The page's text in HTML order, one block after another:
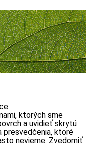
ktorých sme
a uvidieť skrytú
presvedčenia, ktoré
nevieme. Zvedomiť